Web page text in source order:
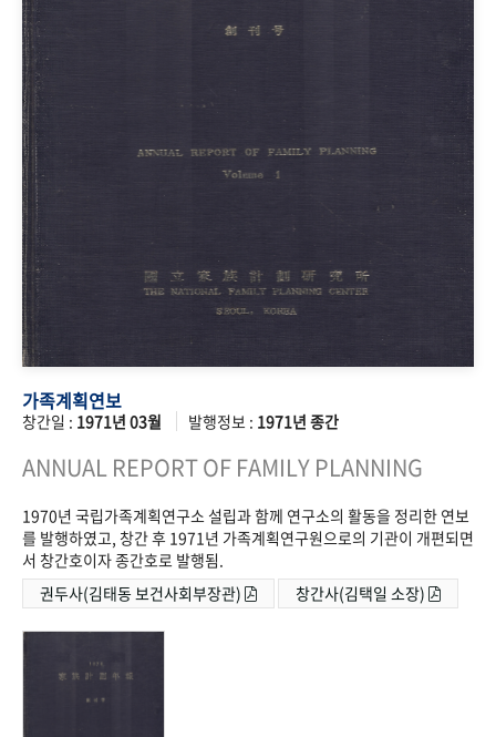
가족계획연보
창간일 : 1971년 03월 발행정보 : 1971년 종간
ANNUAL REPORT OF FAMILY PLANNING
1970년 국립가족계획연구소 설립과 함께 연구소의 활동을 정리한 연보
를 발행하였고, 창간 후 1971년 가족계획연구원으로의 기관이 개편되면
서 창간호이자 종간호로 발행됨.
권두사(김태동 보건사회부장관)
창간사(김택일 소장)